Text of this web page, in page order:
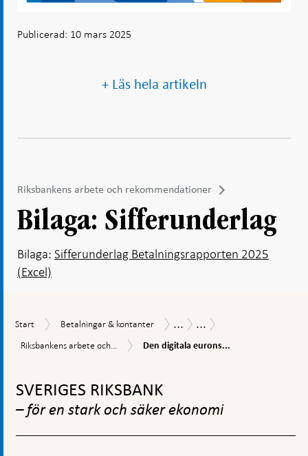
Publicerad: 10 mars 2025
+ Läs hela artikeln
Riksbankens arbete och rekommendationer
Bilaga: Sifferunderlag
Bilaga: Sifferunderlag Betalningsrapporten 2025
(Excel)
Start
Start
Betalningar
kontanter
Betalningar & kontanter Betalningsrapport
...
Betalningsrapport
...
Riksbankens
rekommendationer
Riksbankens arbete och...
Den
digitala
påverkar
arbetet
med
Den digitala eurons...
toppnavigation
SVERIGES RIKSBANK
– för en stark och säker ekonomi